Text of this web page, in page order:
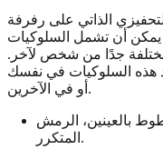
الذاتي على رفرفة
يمكن أن تشمل السلوكيات
مختلفة جدًا من شخص لآخر.
هذه السلوكيات في نفسك
أو في الآخرين.
بالعينين، الرمش
المتكرر.